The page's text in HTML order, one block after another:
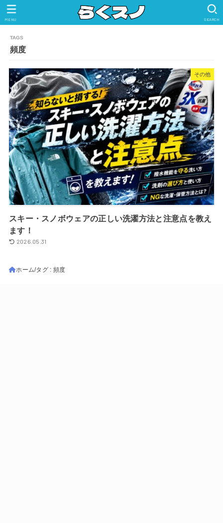
SEARCH
MENU
頻度
その他
スキー・スノボウェアの正しい洗濯方法と注意点を教え
ます！
2026.05.31
ホーム タグ : 頻度